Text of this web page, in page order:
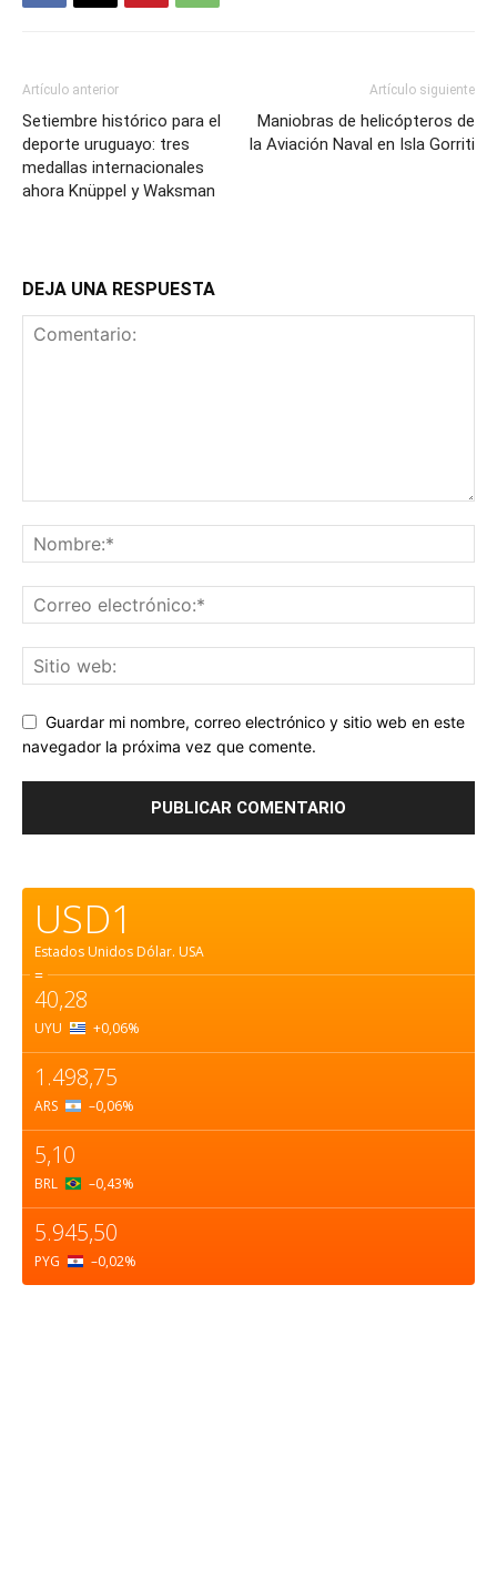
Artículo anterior
Setiembre histórico para el
deporte uruguayo: tres
medallas internacionales
ahora Knüppel y Waksman
Artículo siguiente
Maniobras de helicópteros de
la Aviación Naval en Isla Gorriti
DEJA UNA RESPUESTA
Guardar mi nombre, correo electrónico y sitio web en este
navegador la próxima vez que comente.
USD1
Estados Unidos Dólar. USA
=
40,28
UYU +0,06%
1.498,75
ARS –0,06%
5,10
BRL –0,43%
5.945,50
PYG –0,02%